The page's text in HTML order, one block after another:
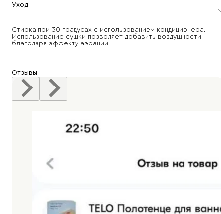
Уход
Стирка при 30 градусах с использованием кондиционера.
Использование сушки позволяет добавить воздушности
благодаря эффекту аэрации.
Отзывы